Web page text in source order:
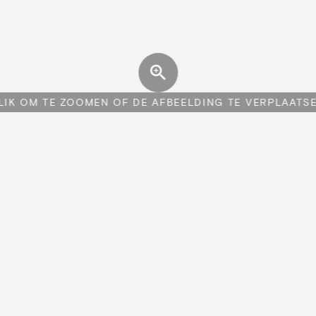
OM TE ZOOMEN OF DE AFBEELDING TE